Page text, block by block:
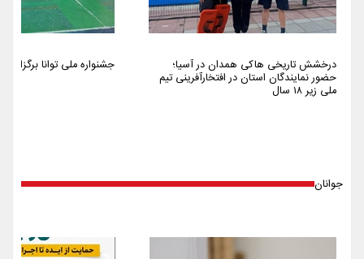
درخشش تاریخی هاکی همدان در آسیا؛
حضور نمایندگان استان در افتخارآفرینی تیم
ملی زیر ۱۸ سال
جشنواره ملی توانا برگزار شد
جوانان